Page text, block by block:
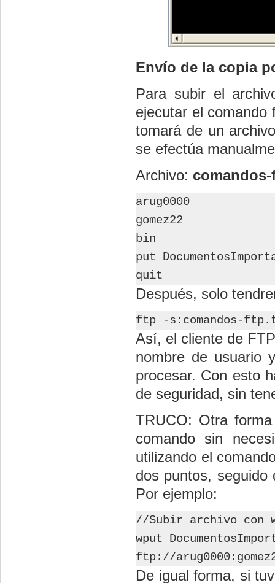
Envío de la copia
Para subir el
ejecutar el
tomará de un
se efectúa
Archivo:
arug0000
gomez22
bin
put
quit
Después, solo
ftp -s:comandos-
Así, el cliente de
nombre de usuario
procesar. Con esto
de seguridad, sin
TRUCO: Otra
comando sin
utilizando el
dos puntos, seguido
Por ejemplo:
//Subir archivo con
wput
ftp://
De igual forma, si